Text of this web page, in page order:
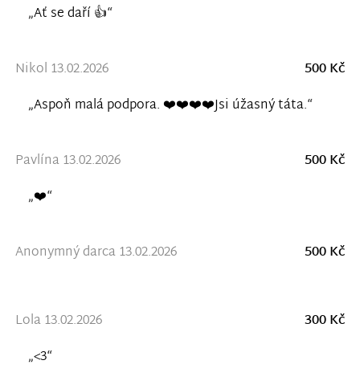
„Ať se daří 👍“
Nikol 13.02.2026
500 Kč
„Aspoň malá podpora. ❤️❤️❤️❤️Jsi úžasný táta.“
Pavlína 13.02.2026
500 Kč
„❤️“
Anonymný darca 13.02.2026 500 Kč
Lola 13.02.2026
300 Kč
„<3“